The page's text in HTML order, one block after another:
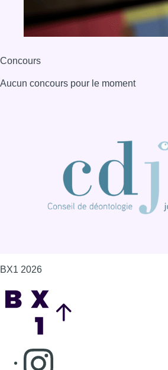
Concours
Aucun concours pour le moment
BX1 2026
Consulter page Instagram